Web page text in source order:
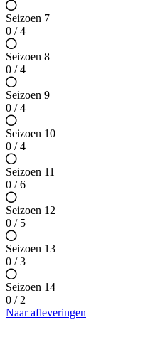
Seizoen 7
0 / 4
Seizoen 8
0 / 4
Seizoen 9
0 / 4
Seizoen 10
0 / 4
Seizoen 11
0 / 6
Seizoen 12
0 / 5
Seizoen 13
0 / 3
Seizoen 14
0 / 2
Naar afleveringen